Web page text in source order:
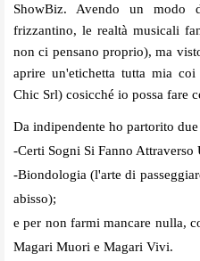
ShowBiz. Avendo un modo
frizzantino, le realtà musicali
non ci pensano proprio), ma
aprire un'etichetta tutta mia
Chic Srl) cosicché io possa fare
Da indipendente ho partorito
-Certi Sogni Si Fanno
-Biondologia (l'arte di
abisso);
e per non farmi mancare nulla,
Magari Muori e Magari Vivi.